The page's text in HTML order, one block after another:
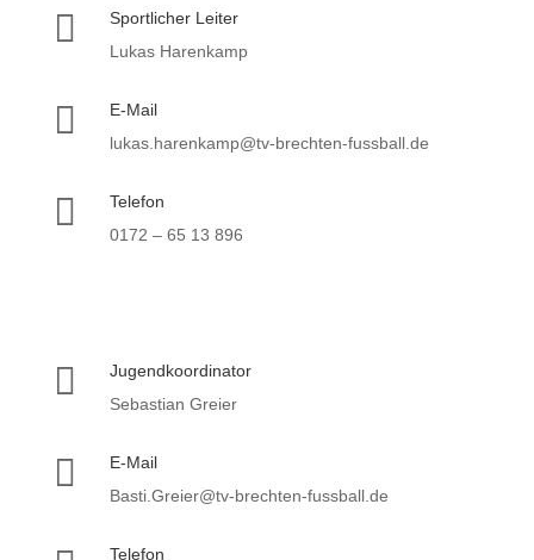

Sportlicher Leiter
Lukas Harenkamp

E-Mail
lukas.harenkamp@tv-brechten-fussball.de

Telefon
0172 – 65 13 896

Jugendkoordinator
Sebastian Greier

E-Mail
Basti.Greier@tv-brechten-fussball.de
Telefon